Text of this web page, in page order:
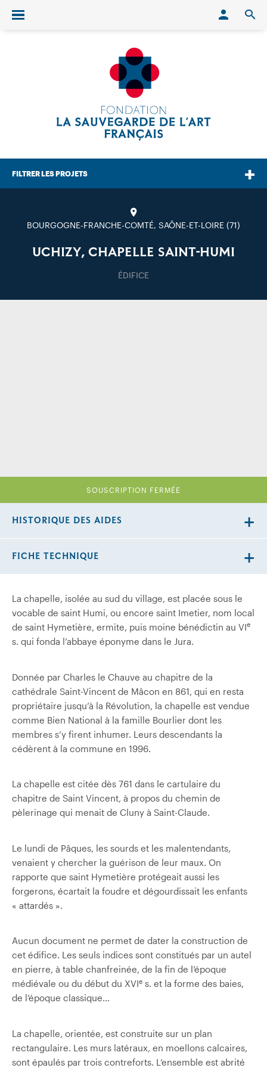
Ouvrir/fermer le menu
FILTRER LES PROJETS
BOURGOGNE-FRANCHE-COMTÉ, SAÔNE-ET-LOIRE (71)
UCHIZY, CHAPELLE SAINT-HUMI
ÉDIFICE
SOUSCRIPTION FERMÉE
La chapelle, isolée au sud du village, est placée sous le
vocable de saint Humi, ou encore saint Imetier, nom local
de saint Hymetière, ermite, puis moine bénédictin au VIe
s. qui fonda l’abbaye éponyme dans le Jura.
Donnée par Charles le Chauve au chapitre de la
cathédrale Saint-Vincent de Mâcon en 861, qui en resta
propriétaire jusqu’à la Révolution, la chapelle est vendue
comme Bien National à la famille Bourlier dont les
membres s’y firent inhumer. Leurs descendants la
cédèrent à la commune en 1996.
La chapelle est citée dès 761 dans le cartulaire du
chapitre de Saint Vincent, à propos du chemin de
pèlerinage qui menait de Cluny à Saint-Claude.
Le lundi de Pâques, les sourds et les malentendants,
venaient y chercher la guérison de leur maux. On
rapporte que saint Hymetière protégeait aussi les
forgerons, écartait la foudre et dégourdissait les enfants
« attardés ».
Aucun document ne permet de dater la construction de
cet édifice. Les seuls indices sont constitués par un autel
en pierre, à table chanfreinée, de la fin de l’époque
médiévale ou du début du XVIe s. et la forme des baies,
de l’époque classique…
La chapelle, orientée, est construite sur un plan
rectangulaire. Les murs latéraux, en moellons calcaires,
sont épaulés par trois contreforts. L’ensemble est abrité
HISTORIQUE DES AIDES
FICHE TECHNIQUE